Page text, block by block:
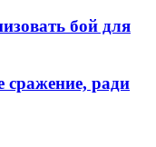
бой для
сражение, ради